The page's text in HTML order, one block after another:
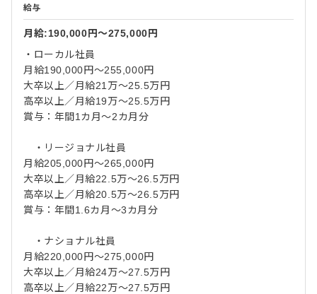
給与
月給:190,000円〜275,000円
・ローカル社員
月給190,000円〜255,000円
大卒以上／月給21万～25.5万円
高卒以上／月給19万～25.5万円
賞与：年間1カ月～2カ月分
・リージョナル社員
月給205,000円〜265,000円
大卒以上／月給22.5万～26.5万円
高卒以上／月給20.5万～26.5万円
賞与：年間1.6カ月～3カ月分
・ナショナル社員
月給220,000円〜275,000円
大卒以上／月給24万～27.5万円
高卒以上／月給22万～27.5万円